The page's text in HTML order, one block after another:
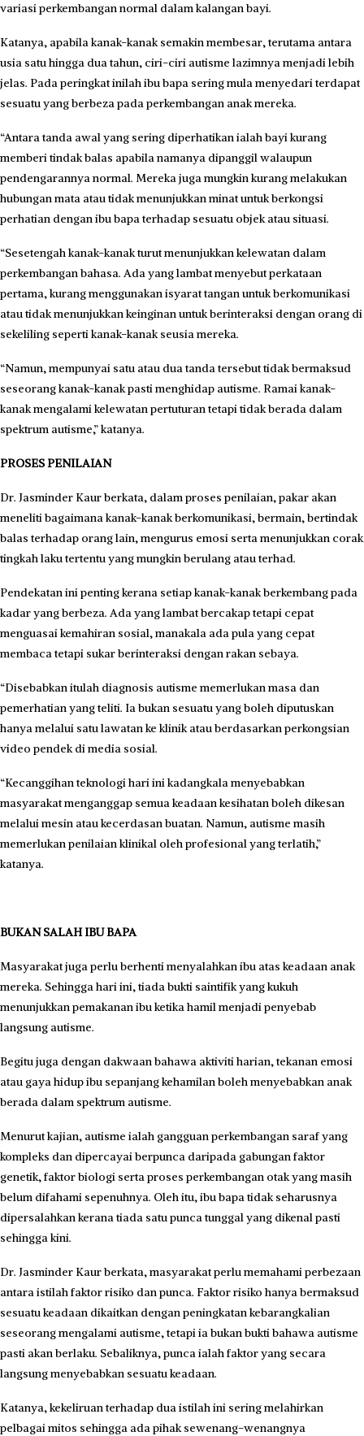
variasi perkembangan normal dalam kalangan bayi.
Katanya, apabila kanak-kanak semakin membesar, terutama antara
usia satu hingga dua tahun, ciri-ciri autisme lazimnya menjadi lebih
jelas. Pada peringkat inilah ibu bapa sering mula menyedari terdapat
sesuatu yang berbeza pada perkembangan anak mereka.
“Antara tanda awal yang sering diperhatikan ialah bayi kurang
memberi tindak balas apabila namanya dipanggil walaupun
pendengarannya normal. Mereka juga mungkin kurang melakukan
hubungan mata atau tidak menunjukkan minat untuk berkongsi
perhatian dengan ibu bapa terhadap sesuatu objek atau situasi.
“Sesetengah kanak-kanak turut menunjukkan kelewatan dalam
perkembangan bahasa. Ada yang lambat menyebut perkataan
pertama, kurang menggunakan isyarat tangan untuk berkomunikasi
atau tidak menunjukkan keinginan untuk berinteraksi dengan orang di
sekeliling seperti kanak-kanak seusia mereka.
“Namun, mempunyai satu atau dua tanda tersebut tidak bermaksud
seseorang kanak-kanak pasti menghidap autisme. Ramai kanak-
kanak mengalami kelewatan pertuturan tetapi tidak berada dalam
spektrum autisme,” katanya.
PROSES PENILAIAN
Dr. Jasminder Kaur berkata, dalam proses penilaian, pakar akan
meneliti bagaimana kanak-kanak berkomunikasi, bermain, bertindak
balas terhadap orang lain, mengurus emosi serta menunjukkan corak
tingkah laku tertentu yang mungkin berulang atau terhad.
Pendekatan ini penting kerana setiap kanak-kanak berkembang pada
kadar yang berbeza. Ada yang lambat bercakap tetapi cepat
menguasai kemahiran sosial, manakala ada pula yang cepat
membaca tetapi sukar berinteraksi dengan rakan sebaya.
“Disebabkan itulah diagnosis autisme memerlukan masa dan
pemerhatian yang teliti. Ia bukan sesuatu yang boleh diputuskan
hanya melalui satu lawatan ke klinik atau berdasarkan perkongsian
video pendek di media sosial.
“Kecanggihan teknologi hari ini kadangkala menyebabkan
masyarakat menganggap semua keadaan kesihatan boleh dikesan
melalui mesin atau kecerdasan buatan. Namun, autisme masih
memerlukan penilaian klinikal oleh profesional yang terlatih,”
katanya.
BUKAN SALAH IBU BAPA
Masyarakat juga perlu berhenti menyalahkan ibu atas keadaan anak
mereka. Sehingga hari ini, tiada bukti saintifik yang kukuh
menunjukkan pemakanan ibu ketika hamil menjadi penyebab
langsung autisme.
Begitu juga dengan dakwaan bahawa aktiviti harian, tekanan emosi
atau gaya hidup ibu sepanjang kehamilan boleh menyebabkan anak
berada dalam spektrum autisme.
Menurut kajian, autisme ialah gangguan perkembangan saraf yang
kompleks dan dipercayai berpunca daripada gabungan faktor
genetik, faktor biologi serta proses perkembangan otak yang masih
belum difahami sepenuhnya. Oleh itu, ibu bapa tidak seharusnya
dipersalahkan kerana tiada satu punca tunggal yang dikenal pasti
sehingga kini.
Dr. Jasminder Kaur berkata, masyarakat perlu memahami perbezaan
antara istilah faktor risiko dan punca. Faktor risiko hanya bermaksud
sesuatu keadaan dikaitkan dengan peningkatan kebarangkalian
seseorang mengalami autisme, tetapi ia bukan bukti bahawa autisme
pasti akan berlaku. Sebaliknya, punca ialah faktor yang secara
langsung menyebabkan sesuatu keadaan.
Katanya, kekeliruan terhadap dua istilah ini sering melahirkan
pelbagai mitos sehingga ada pihak sewenang-wenangnya